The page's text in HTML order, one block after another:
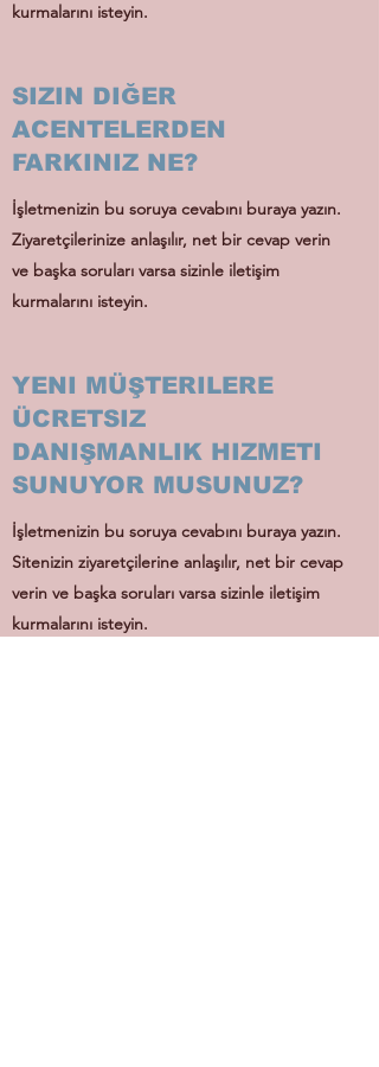
kurmalarını isteyin.
SIZIN DIĞER
ACENTELERDEN
FARKINIZ NE?
İşletmenizin bu soruya cevabını buraya yazın.
Ziyaretçilerinize anlaşılır, net bir cevap verin
ve başka soruları varsa sizinle iletişim
kurmalarını isteyin.
YENI MÜŞTERILERE
ÜCRETSIZ
DANIŞMANLIK HIZMETI
SUNUYOR MUSUNUZ?
İşletmenizin bu soruya cevabını buraya yazın.
Sitenizin ziyaretçilerine anlaşılır, net bir cevap
verin ve başka soruları varsa sizinle iletişim
kurmalarını isteyin.